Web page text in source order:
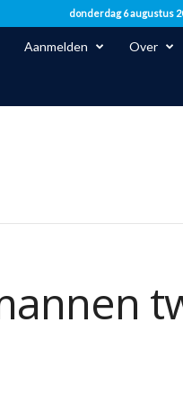
donderdag 6 augustus
Aanmelden Over